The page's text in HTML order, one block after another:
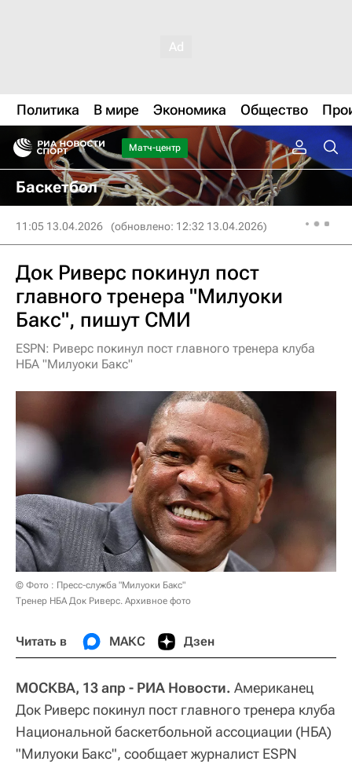
Политика В мире Экономика Общество
Матч-центр
Баскетбол
11:05 13.04.2026 (обновлено: 12:32 13.04.2026)
Док Риверс покинул пост
главного тренера "Милуоки
Бакс", пишут СМИ
ESPN: Риверс покинул пост главного тренера клуба
НБА "Милуоки Бакс"
© Фото : Пресс-служба "Милуоки Бакс"
Тренер НБА Док Риверс. Архивное фото
Читать в МАКС Дзен
МОСКВА, 13 апр - РИА Новости. Американец
Док Риверс покинул пост главного тренера клуба
Национальной баскетбольной ассоциации (НБА)
"Милуоки Бакс", сообщает журналист ESPN